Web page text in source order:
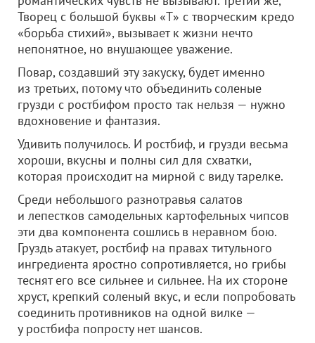
Творец с большой буквы «Т» с творческим кредо
«борьба стихий», вызывает к жизни нечто
непонятное, но внушающее уважение.
Повар, создавший эту закуску, будет именно
из третьих, потому что объединить соленые
грузди с ростбифом просто так нельзя — нужно
вдохновение и фантазия.
Удивить получилось. И ростбиф, и грузди весьма
хороши, вкусны и полны сил для схватки,
которая происходит на мирной с виду тарелке.
Среди небольшого разнотравья салатов
и лепестков самодельных картофельных чипсов
эти два компонента сошлись в неравном бою.
Груздь атакует, ростбиф на правах титульного
ингредиента яростно сопротивляется, но грибы
теснят его все сильнее и сильнее. На их стороне
хруст, крепкий соленый вкус, и если попробовать
соединить противников на одной вилке —
у ростбифа попросту нет шансов.